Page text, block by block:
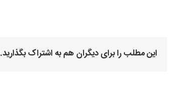
این مطلب را برای دیگران هم به اشتراک بگذارید.